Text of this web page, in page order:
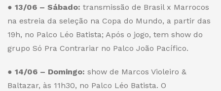
● 13/06 – Sábado: transmissão de Brasil x Marrocos
na estreia da seleção na Copa do Mundo, a partir das
19h, no Palco Léo Batista; Após o jogo, tem show do
grupo Só Pra Contrariar no Palco João Pacífico.
● 14/06 – Domingo: show de Marcos Violeiro &
Baltazar, às 11h30, no Palco Léo Batista. O